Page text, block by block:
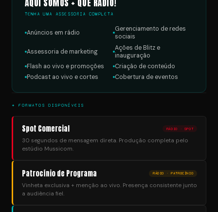
AQUI SOMOS + QUE RÁDIO!
TENHA UMA ASSESSORIA COMPLETA
Anúncios em rádio
Gerenciamento de redes
sociais
Assessoria de marketing
Ações de Blitz e
inauguração
Flash ao vivo e promoções
Criação de conteúdo
Podcast ao vivo e cortes
Cobertura de eventos
✦ FORMATOS DISPONÍVEIS
Spot Comercial RÁDIO · SPOT
30 segundos de mensagem direta. Produção completa pelo
estúdio Mussicom.
Patrocínio de Programa RÁDIO · PATROCÍNIO
Vinheta exclusiva + menção ao vivo. Presença consistente junto
a audiência fiel.